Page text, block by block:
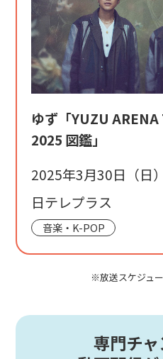
ゆず「YUZU
2025 図鑑」
2025年3月30日（日
日テレプラス
音楽・K-POP
※放送スケジュ
専門チ